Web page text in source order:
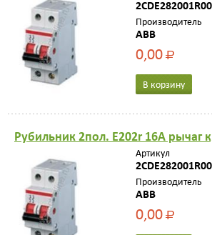
Производитель
ABB
0,00Р
В корзину
Рубильник 2пол. E202r 16A рычаг
Артикул
Производитель
ABB
0,00Р